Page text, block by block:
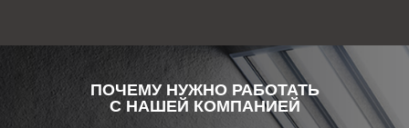
ПОЧЕМУ НУЖНО РАБОТАТЬ
С НАШЕЙ КОМПАНИЕЙ